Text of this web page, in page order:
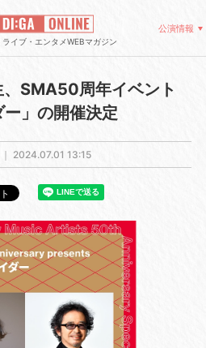
ライブ・エンタメWEBマガジン
公演情報
SMA50周年イベント
」の開催決定
2024.07.01 13:15